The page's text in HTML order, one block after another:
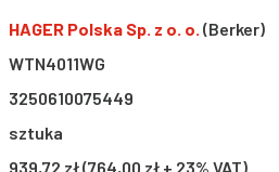
HAGER Polska Sp. z o. o. (Berker)
WTN4011WG
3250610075449
sztuka
939,72 zł (764,00 zł + 23% VAT)